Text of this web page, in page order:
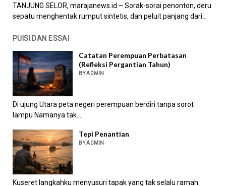
TANJUNG SELOR, marajanews.id – Sorak-sorai penonton, deru
sepatu menghentak rumput sintetis, dan peluit panjang dari...
PUISI DAN ESSAI
Catatan Perempuan Perbatasan
(Refleksi Pergantian Tahun)
BY ADMIN
Di ujung Utara peta negeri perempuan berdiri tanpa sorot
lampu Namanya tak...
Tepi Penantian
BY ADMIN
Kuseret langkahku menyusuri tapak yang tak selalu ramah